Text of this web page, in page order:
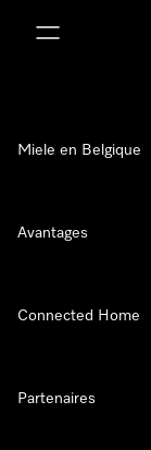
Miele en Belgique
Avantages
Connected Home
Partenaires